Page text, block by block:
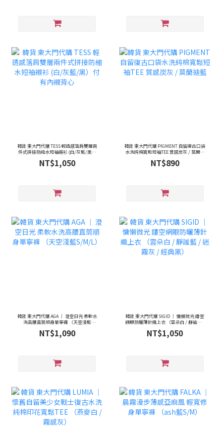
韓貨 東大門代購 TESS 輕透感落肩雙層兩
件式拼接防縮水短袖襯衫 (白/灰藍/黑）
付有內襯背心
NT$1,050
韓貨 東大門代購 PIGMENT 自留復古口袋
水洗純棉寬鬆短袖TEE 質感炭灰 / 莫蘭迪
藍
NT$890
韓貨 東大門代購 AGA ｜ 澄空日光 柔軟水
洗高腰直筒順身單寧褲 （天空淺藍
S/M/L）
NT$1,090
韓貨 東大門代購 SIGID ｜ 慵懶微光 鏤空
網眼防曬薄針織上衣 （雲朵白 / 靜謐藍 /
迷霧灰 / 經典黑）
NT$1,050